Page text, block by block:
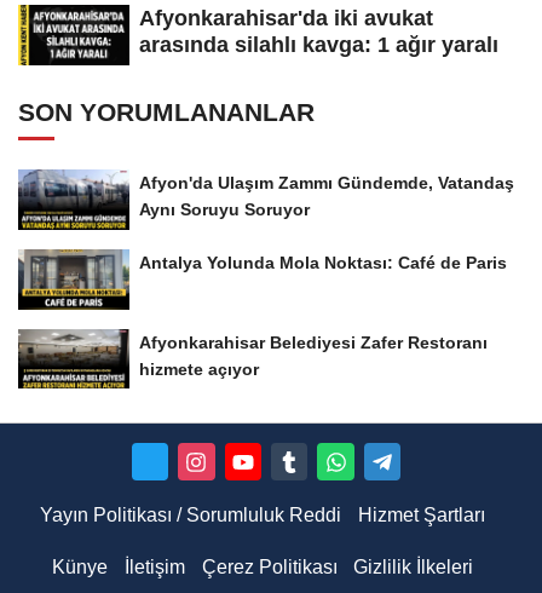
Afyonkarahisar'da iki avukat
arasında silahlı kavga: 1 ağır yaralı
SON YORUMLANANLAR
Afyon'da Ulaşım Zammı Gündemde, Vatandaş
Aynı Soruyu Soruyor
Antalya Yolunda Mola Noktası: Café de Paris
Afyonkarahisar Belediyesi Zafer Restoranı
hizmete açıyor
Yayın Politikası / Sorumluluk Reddi Hizmet Şartları
Künye İletişim Çerez Politikası Gizlilik İlkeleri